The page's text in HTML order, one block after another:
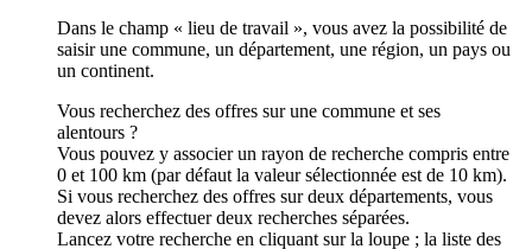
Dans le champ « lieu de travail », vous avez la possibilité de
saisir une commune, un département, une région, un pays ou
un continent.
Vous recherchez des offres sur une commune et ses
alentours ?
Vous pouvez y associer un rayon de recherche compris entre
0 et 100 km (par défaut la valeur sélectionnée est de 10 km).
Si vous recherchez des offres sur deux départements, vous
devez alors effectuer deux recherches séparées.
Lancez votre recherche en cliquant sur la loupe ; la liste des